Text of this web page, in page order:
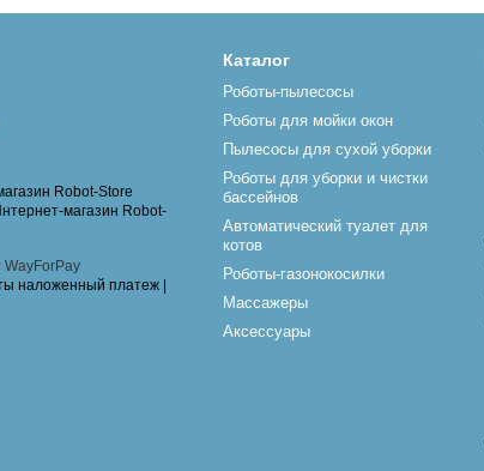
Каталог
Роботы-пылесосы
Роботы для мойки окон
Пылесосы для сухой уборки
Роботы для уборки и чистки
бассейнов
Автоматический туалет для
котов
Роботы-газонокосилки
Массажеры
Аксессуары